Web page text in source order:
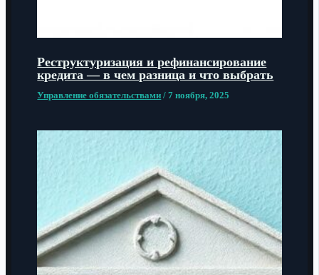
Реструктуризация и рефинансирование
кредита — в чем разница и что выбрать
Управление обязательствами /7 ноября, 2025